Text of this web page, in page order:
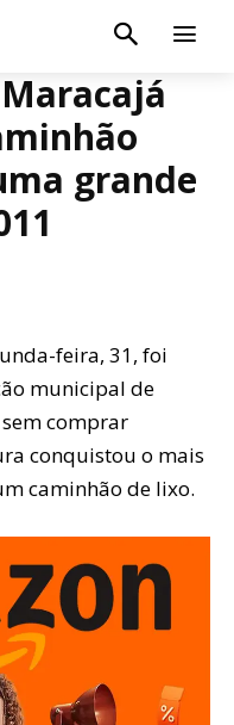
grande
feira, 31, foi
municipal de
comprar
conquistou o mais
caminhão de lixo.